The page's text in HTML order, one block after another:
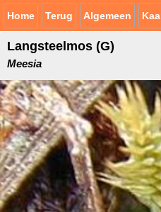
Home Terug Algemeen
Langsteelmos (G)
Meesia